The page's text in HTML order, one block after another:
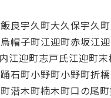
良宇久町大久保宇久
烏帽子町江迎町赤坂江
江迎町志戸氏江迎町
踊石町小野町小野町折
潜木町楠木町口の尾町